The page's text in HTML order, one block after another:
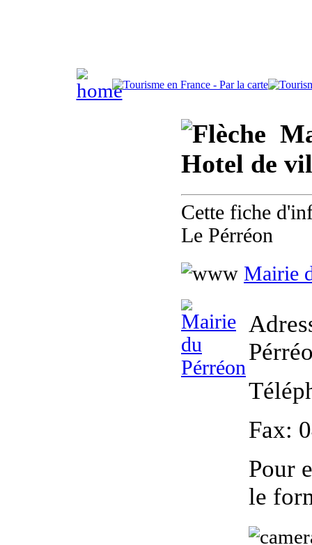
Hotel de
Cette fiche
Le Pérréon
Mairie
Fax:
Pour
le